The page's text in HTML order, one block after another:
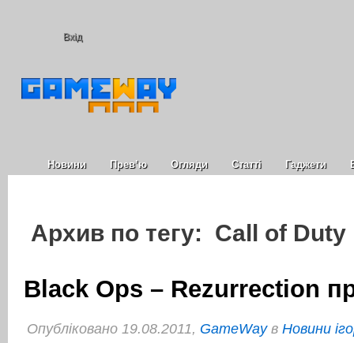
Вхід
Новини Прев’ю Огляди Статті Гаджети
Архив по тегу: Call of Duty
Black Ops – Rezurrection
Опубліковано 19.08.2011, GameWayв Новини